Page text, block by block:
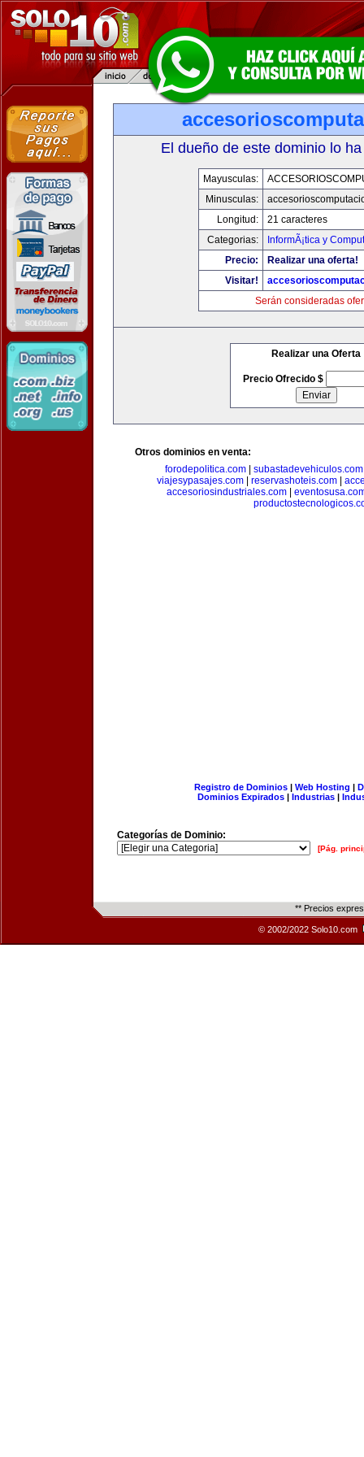
El dueño de este dominio lo
Mayusculas:
Minusculas:
Longitud:
21 caracteres
Categorias:
InformÃ¡tica y
Precio:
Realizar una oferta!
Visitar!
Serán consideradas
Realizar una Oferta
Precio Ofrecido $
Otros dominios en venta:
forodepolitica.com| subastadevehiculos.com
viajesypasajes.com
reservashoteis.com
accesoriosindustriales.com
Registro de Dominios| Web Hosting |
Dominios Expirados | Industrias |
Categorías de Dominio:
[Pág.
** Precios
© 2002/2022 Solo10.com